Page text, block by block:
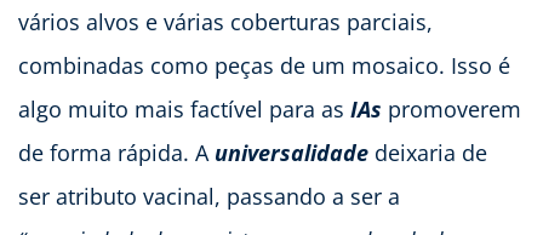
vários alvos e várias coberturas parciais,
combinadas como peças de um mosaico. Isso é
algo muito mais factível para as IAs promoverem
de forma rápida. A universalidade deixaria de
ser atributo vacinal, passando a ser a